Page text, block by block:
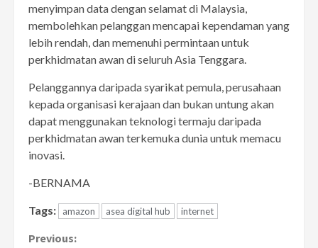
menyimpan data dengan selamat di Malaysia,
membolehkan pelanggan mencapai kependaman yang
lebih rendah, dan memenuhi permintaan untuk
perkhidmatan awan di seluruh Asia Tenggara.
Pelanggannya daripada syarikat pemula, perusahaan
kepada organisasi kerajaan dan bukan untung akan
dapat menggunakan teknologi termaju daripada
perkhidmatan awan terkemuka dunia untuk memacu
inovasi.
-BERNAMA
Tags: amazon asea digital hub internet
Continue
Previous: